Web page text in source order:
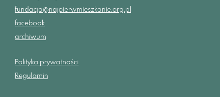
fundacja@najpierwmieszkanie.org.pl
facebook
archiwum
Polityka prywatności
Regulamin